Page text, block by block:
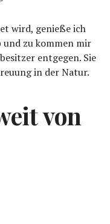
wird, genieße ich
und zu kommen mir
entgegen. Sie
in der Natur.
von